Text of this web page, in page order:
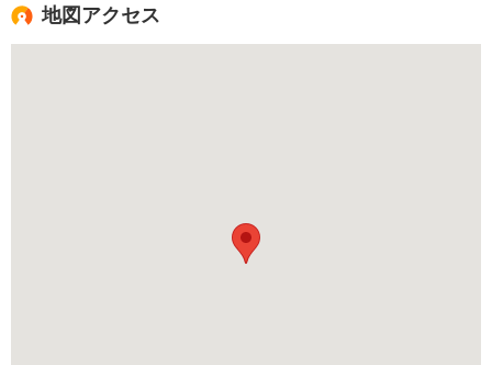
地図アクセス